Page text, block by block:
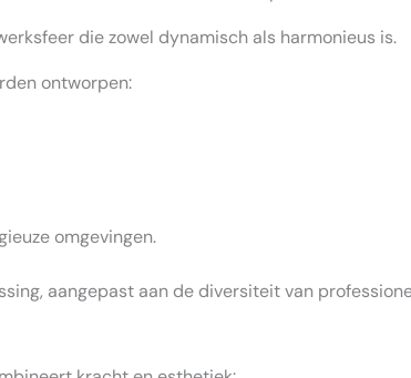
die zowel dynamisch als harmonieus is.
ontworpen:
omgevingen.
aangepast aan de diversiteit van